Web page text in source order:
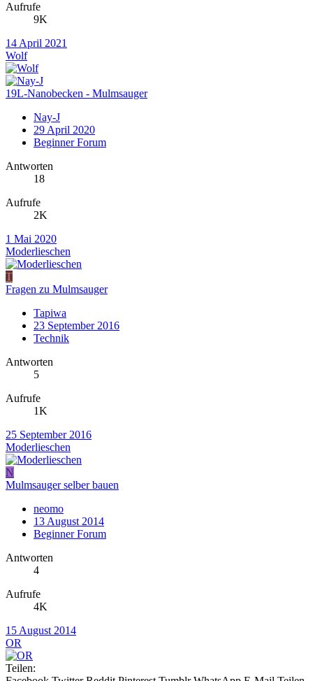
Aufrufe
9K
14 April 2021
Wolf
19L-Nanobecken - Mulmsauger
Nay-J
29 April 2020
Beginner Forum
Antworten
18
Aufrufe
2K
1 Mai 2020
Moderlieschen
T
Fragen zu Mulmsauger
Tapiwa
23 September 2016
Technik
Antworten
5
Aufrufe
1K
25 September 2016
Moderlieschen
N
Mulmsauger selber bauen
neomo
13 August 2014
Beginner Forum
Antworten
4
Aufrufe
4K
15 August 2014
OR
Teilen: